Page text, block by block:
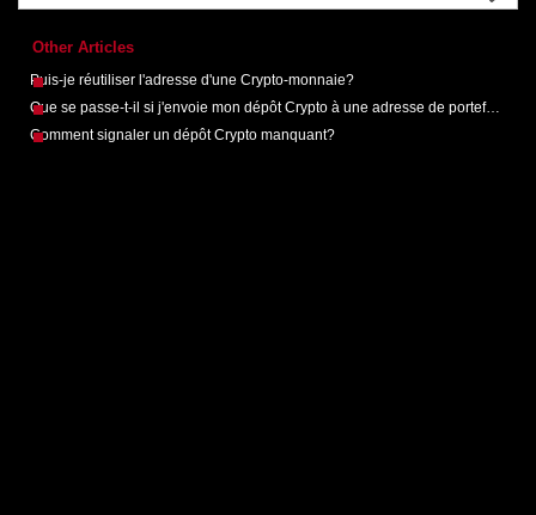
Other Articles
Puis-je réutiliser l'adresse d'une Crypto-monnaie?
Que se passe-t-il si j'envoie mon dépôt Crypto à une adresse de portefeuille non valide?
Comment signaler un dépôt Crypto manquant?